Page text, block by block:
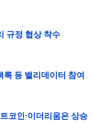
규정 협상 착수
록 등 밸리데이터 참여
코인·이더리움은 상승